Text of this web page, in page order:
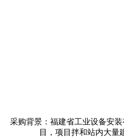
采购背景：福建省工业设备安
目，项目拌和站内大量